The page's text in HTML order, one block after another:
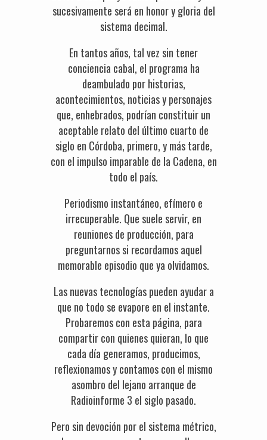
sucesivamente será en honor y gloria del
sistema decimal.
En tantos años, tal vez sin tener
conciencia cabal, el programa ha
deambulado por historias,
acontecimientos, noticias y personajes
que, enhebrados, podrían constituir un
aceptable relato del último cuarto de
siglo en Córdoba, primero, y más tarde,
con el impulso imparable de la Cadena, en
todo el país.
Periodismo instantáneo, efímero e
irrecuperable. Que suele servir, en
reuniones de producción, para
preguntarnos si recordamos aquel
memorable episodio que ya olvidamos.
Las nuevas tecnologías pueden ayudar a
que no todo se evapore en el instante.
Probaremos con esta página, para
compartir con quienes quieran, lo que
cada día generamos, producimos,
reflexionamos y contamos con el mismo
asombro del lejano arranque de
Radioinforme 3 el siglo pasado.
Pero sin devoción por el sistema métrico,